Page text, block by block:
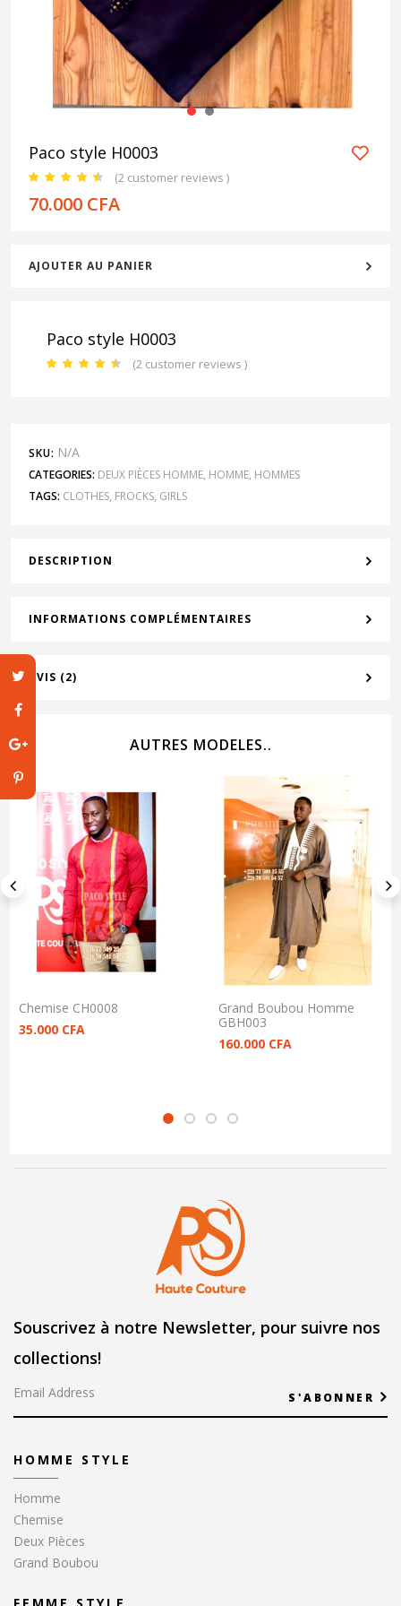
Paco style H0003
(2 customer reviews )
70.000 CFA
AJOUTER AU PANIER
Paco style H0003
(2 customer reviews )
SKU: N/A
CATEGORIES: DEUX PIÈCES HOMME, HOMME, HOMMES
TAGS: CLOTHES, FROCKS, GIRLS
DESCRIPTION
INFORMATIONS COMPLÉMENTAIRES
AVIS (2)
AUTRES MODELES..
Chemise CH0008
35.000 CFA
Grand Boubou Homme
GBH003
160.000 CFA
Souscrivez à notre Newsletter, pour suivre nos
collections!
S'ABONNER
HOMME STYLE
Homme
Chemise
Deux Pièces
Grand Boubou